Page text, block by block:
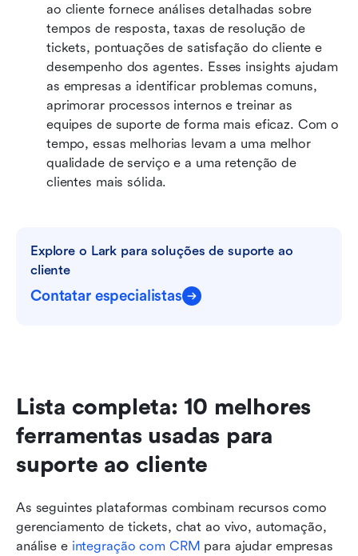
ao cliente fornece análises detalhadas sobre
tempos de resposta, taxas de resolução de
tickets, pontuações de satisfação do cliente e
desempenho dos agentes. Esses insights ajudam
as empresas a identificar problemas comuns,
aprimorar processos internos e treinar as
equipes de suporte de forma mais eficaz. Com o
tempo, essas melhorias levam a uma melhor
qualidade de serviço e a uma retenção de
clientes mais sólida.
Explore o Lark para soluções de suporte ao
cliente
Contatar especialistas
Lista completa: 10 melhores
ferramentas usadas para
suporte ao cliente
As seguintes plataformas combinam recursos como
gerenciamento de tickets, chat ao vivo, automação,
análise e integração com CRM para ajudar empresas